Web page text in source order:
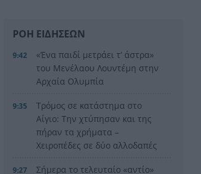
ΡΟΗ ΕΙΔΗΣΕΩΝ
9:42
«Ένα παιδί μετράει τ’ άστρα»
του Μενέλαου Λουντέμη στην
Αρχαία Ολυμπία
9:35
Τρόμος σε κατάστημα στο
Αίγιο: Την χτύπησαν και της
πήραν τα χρήματα –
Χειροπέδες σε δύο αλλοδαπές
9:27
Σήμερα το τελευταίο «αντίο»